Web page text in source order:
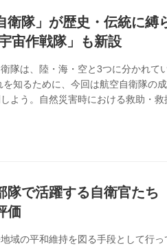
ほか、...
衛隊」が歴史・伝統に縛
宙作戦隊」も新設
隊は、陸・海・空と3つに分かれて
を知るために、今回は航空自衛隊の
よう。自然災害時における救助・
につけ、日本が有事に巻き込まれる
を守る各自衛隊への理解を深めるの
』、『空...
隊で活躍する自衛官た
価
域の平和維持を図る手段として行